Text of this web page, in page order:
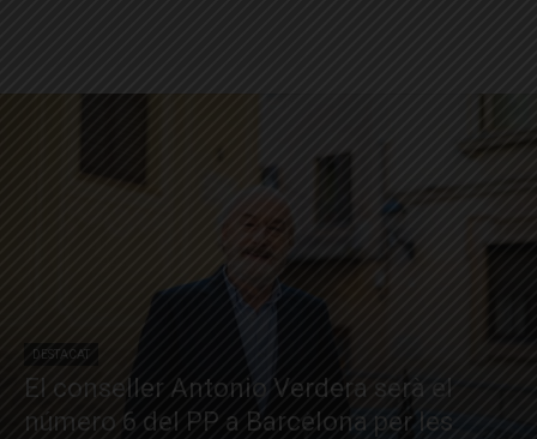
DESTACAT
El conseller Antonio Verdera serà el
número 6 del PP a Barcelona per les